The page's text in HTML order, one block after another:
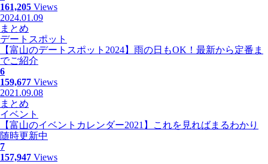
161,205 Views
2024.01.09
まとめ
デートスポット
【富山のデートスポット2024】雨の日もOK！最新から定番ま
でご紹介
6
159,677 Views
2021.09.08
まとめ
イベント
【富山のイベントカレンダー2021】これを見ればまるわかり
随時更新中
7
157,947 Views